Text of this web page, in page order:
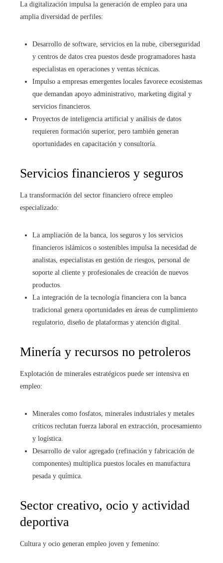
La digitalización impulsa la generación de empleo para una
amplia diversidad de perfiles:
Desarrollo de software, servicios en la nube, ciberseguridad
y centros de datos crea puestos desde programadores hasta
especialistas en operaciones y ventas técnicas.
Impulso a empresas emergentes locales favorece ecosistemas
que demandan apoyo administrativo, marketing digital y
servicios financieros.
Proyectos de inteligencia artificial y análisis de datos
requieren formación superior, pero también generan
oportunidades en capacitación y consultoría.
Servicios financieros y seguros
La transformación del sector financiero ofrece empleo
especializado:
La ampliación de la banca, los seguros y los servicios
financieros islámicos o sostenibles impulsa la necesidad de
analistas, especialistas en gestión de riesgos, personal de
soporte al cliente y profesionales de creación de nuevos
productos.
La integración de la tecnología financiera con la banca
tradicional genera oportunidades en áreas de cumplimiento
regulatorio, diseño de plataformas y atención digital.
Minería y recursos no petroleros
Explotación de minerales estratégicos puede ser intensiva en
empleo:
Minerales como fosfatos, minerales industriales y metales
críticos reclutan fuerza laboral en extracción, procesamiento
y logística.
Desarrollo de valor agregado (refinación y fabricación de
componentes) multiplica puestos locales en manufactura
pesada y química.
Sector creativo, ocio y actividad
deportiva
Cultura y ocio generan empleo joven y femenino: